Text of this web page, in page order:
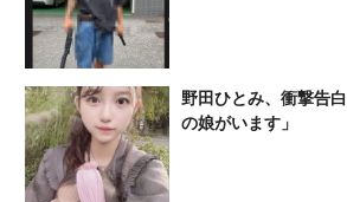
野田ひとみ、衝撃告
の娘がいます」